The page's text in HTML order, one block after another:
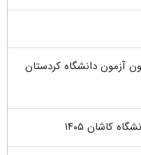
آزمون دانشگاه کردستان
کاشان ۱۴۰۵